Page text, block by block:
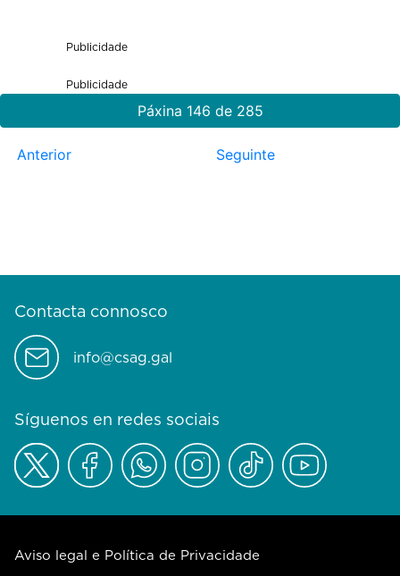
Publicidade
Publicidade
Páxina 146 de 285
Anterior Seguinte
Contacta connosco
info@csag.gal
Síguenos en redes sociais
Aviso legal e Política de Privacidade